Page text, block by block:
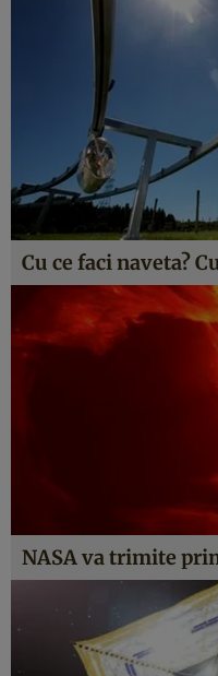
Cu ce faci naveta?
NASA va trimite